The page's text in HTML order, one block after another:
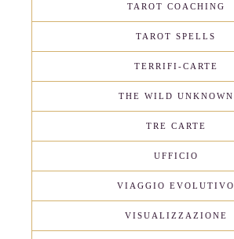
TAROT COACHING
TAROT SPELLS
TERRIFI-CARTE
THE WILD UNKNOWN
TRE CARTE
UFFICIO
VIAGGIO EVOLUTIVO
VISUALIZZAZIONE